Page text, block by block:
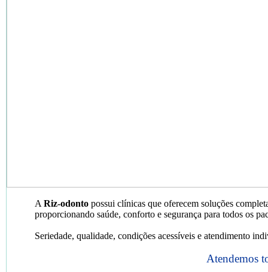
A Riz-odonto possui clínicas que oferecem soluções
proporcionando saúde, conforto e segurança para todos os
Seriedade, qualidade, condições acessíveis e atendimento
Atendemos